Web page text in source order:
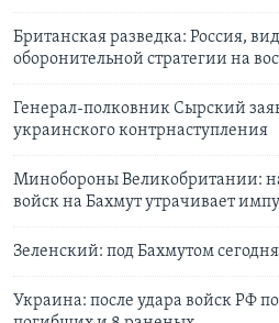
Британская разведка: Россия,
оборонительной стратегии на
Генерал-полковник Сырский
украинского контрнаступления
Минобороны Великобритании:
войск на Бахмут утрачивает
Зеленский: под Бахмутом
Украина: после удара войск РФ